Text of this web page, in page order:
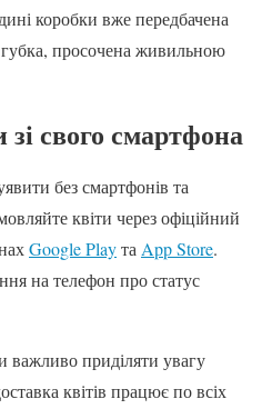
коробки вже передбачена
просочена живильною
свого смартфона
без смартфонів та
квіти через офіційний
Google PlayтаApp Store.
на телефон про статус
важливо приділяти увагу
квітів працює по всіх